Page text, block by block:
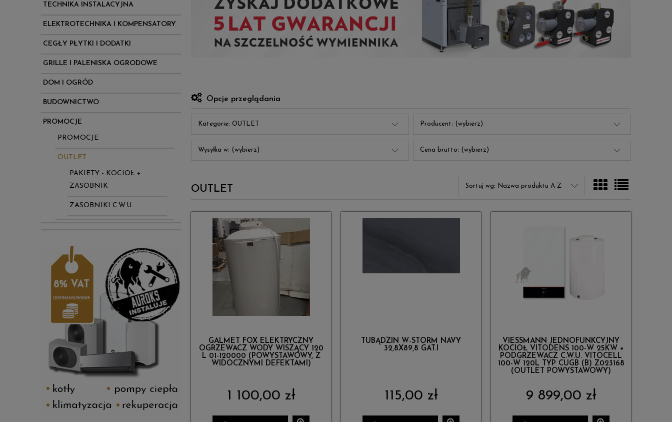
TECHNIKA INSTALACYJNA
ELEKTROTECHNIKA I KOMPENSATORY
CEGŁY PŁYTKI I DODATKI
GRILLE I PALENISKA OGRODOWE
DOM I OGRÓD
BUDOWNICTWO
PROMOCJE
PROMOCJE
OUTLET
PAKIETY - KOCIOŁ +
ZASOBNIK
ZASOBNIKI C.W.U.
Opcje przeglądania
Kategorie: OUTLET Producent: (wybierz)
Wysyłka w: (wybierz) Cena brutto: (wybierz)
OUTLET Sortuj wg: Nazwa produktu A-Z
Widok Widok
GALMET FOX ELEKTRYCZNY
OGRZEWACZ WODY WISZĄCY 120
L 01-120000 (POWYSTAWOWY, Z
WIDOCZNYMI DEFEKTAMI)
1 100,00 zł
TUBĄDZIN W-STORM NAVY
32,8X89,8 GAT.I
115,00 zł
VIESSMANN JEDNOFUNKCYJNY
KOCIOŁ VITODENS 100-W 25KW +
PODGRZEWACZ C.W.U. VITOCELL
100-W 120L TYP CUGB (B) Z023168
(OUTLET POWYSTAWOWY)
9 899,00 zł